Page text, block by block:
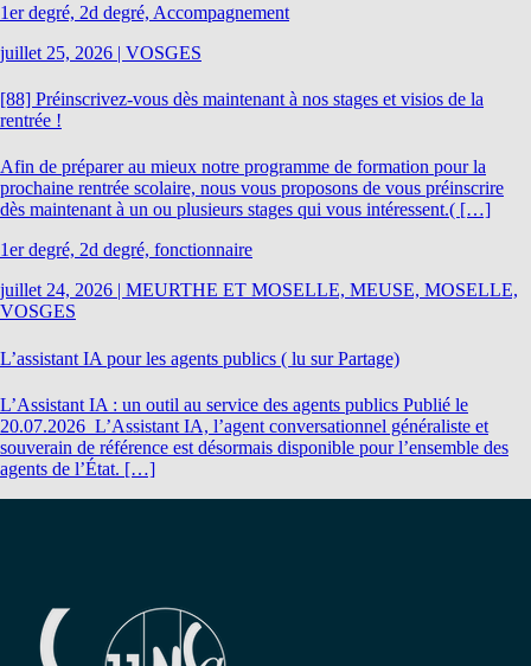
1er degré, 2d degré, Accompagnement
juillet 25, 2026 | VOSGES
[88] Préinscrivez-vous dès maintenant à nos stages et visios de la
rentrée !
Afin de préparer au mieux notre programme de formation pour la
prochaine rentrée scolaire, nous vous proposons de vous préinscrire
dès maintenant à un ou plusieurs stages qui vous intéressent.( […]
1er degré, 2d degré, fonctionnaire
juillet 24, 2026 | MEURTHE ET MOSELLE, MEUSE, MOSELLE,
VOSGES
L’assistant IA pour les agents publics ( lu sur Partage)
L’Assistant IA : un outil au service des agents publics Publié le
20.07.2026 L’Assistant IA, l’agent conversationnel généraliste et
souverain de référence est désormais disponible pour l’ensemble des
agents de l’État. […]